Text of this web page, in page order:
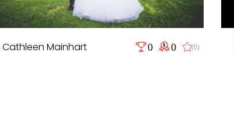
Cathleen Mainhart 0 0 (0)